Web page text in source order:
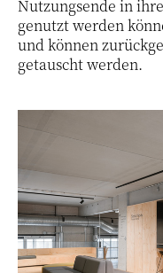
Nutzungsende in
genutzt werden
und können
getauscht werden.